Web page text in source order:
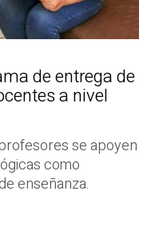
de entrega de
a nivel
se apoyen
como
enseñanza.